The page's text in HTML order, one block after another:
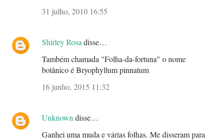
31 julho, 2010 16:55
Shirley Rosa disse…
Também chamada "Folha-da-fortuna" o nome
botânico é Bryophyllum pinnatum
16 junho, 2015 11:32
Unknown disse…
Ganhei uma muda e várias folhas. Me disseram para